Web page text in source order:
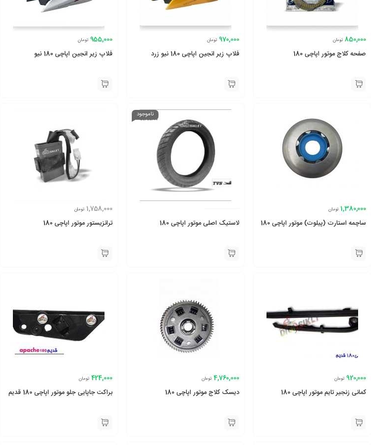
850,000 تومان
صفحه کلاج موتور اپاچی 180
970,000 تومان
فلاپ زیر انجین اپاچی 180 نیو زرد
955,000 تومان
فلاپ زیر انجین اپاچی 180 نیو
1,380,000 تومان
ساچمه استارت (پیلوت) موتور اپاچی 180
ناموجود
لاستیک اصلی موتور اپاچی 180
1,758,000 تومان
ترانزیستور موتور اپاچی 180
920,000 تومان
کمانی زنجیر تایم موتور اپاچی 180
4,760,000 تومان
دیسک کلاج موتور اپاچی 180
424,000 تومان
براکت جاپایی جلو موتور اپاچی 180 قدیم